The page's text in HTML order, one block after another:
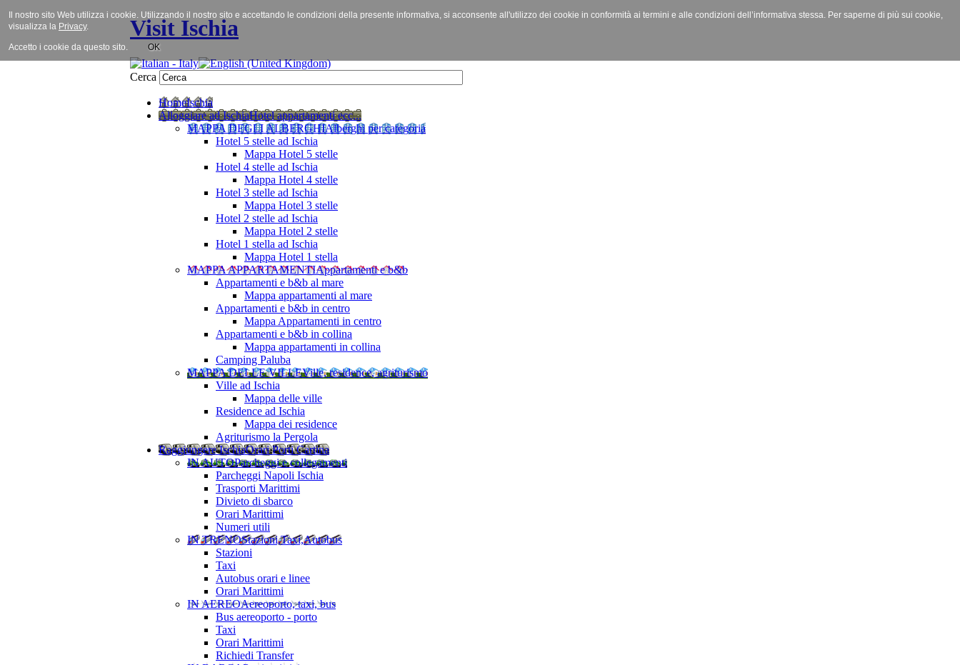
Visit Ischia
Cerca
HomeIschia
Alloggiare ad IschiaHotel appartamenti ecc...
MAPPA DEGLI ALBERGHIAlberghi per categoria
Hotel 5 stelle ad Ischia
Mappa Hotel 5 stelle
Hotel 4 stelle ad Ischia
Mappa Hotel 4 stelle
Hotel 3 stelle ad Ischia
Mappa Hotel 3 stelle
Hotel 2 stelle ad Ischia
Mappa Hotel 2 stelle
Hotel 1 stella ad Ischia
Mappa Hotel 1 stella
MAPPA APPARTAMENTIAppartamenti e b&b
Appartamenti e b&b al mare
Mappa appartamenti al mare
Appartamenti e b&b in centro
Mappa Appartamenti in centro
Appartamenti e b&b in collina
Mappa appartamenti in collina
Camping Paluba
MAPPA DELLE VILLEVille, residence, agriturismo
Ville ad Ischia
Mappa delle ville
Residence ad Ischia
Mappa dei residence
Agriturismo la Pergola
Raggiungere IschiaOrari Porti Cartina
IN AUTOParcheggi e collegamenti
Parcheggi Napoli Ischia
Trasporti Marittimi
Divieto di sbarco
Orari Marittimi
Numeri utili
IN TRENOStazioni,Taxi,Autobus
Stazioni
Taxi
Autobus orari e linee
Orari Marittimi
IN AEREOAereoporto, taxi, bus
Bus aereoporto - porto
Taxi
Orari Marittimi
Richiedi Transfer
Il nostro sito Web utilizza i cookie. Utilizzando il nostro sito e accettando le condizioni della presente informativa, si acconsente all'utilizzo dei cookie in conformità ai termini e alle condizioni dell’informativa stessa. Per saperne di più sui cookie,
visualizza la Privacy.
Accetto i cookie da questo sito. OK